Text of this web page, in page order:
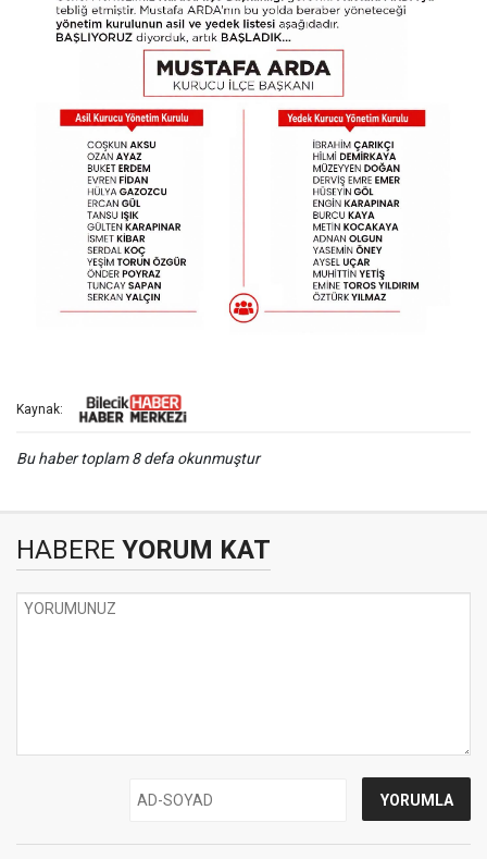
Kaynak:
Bu haber toplam 8 defa okunmuştur
HABERE YORUM KAT